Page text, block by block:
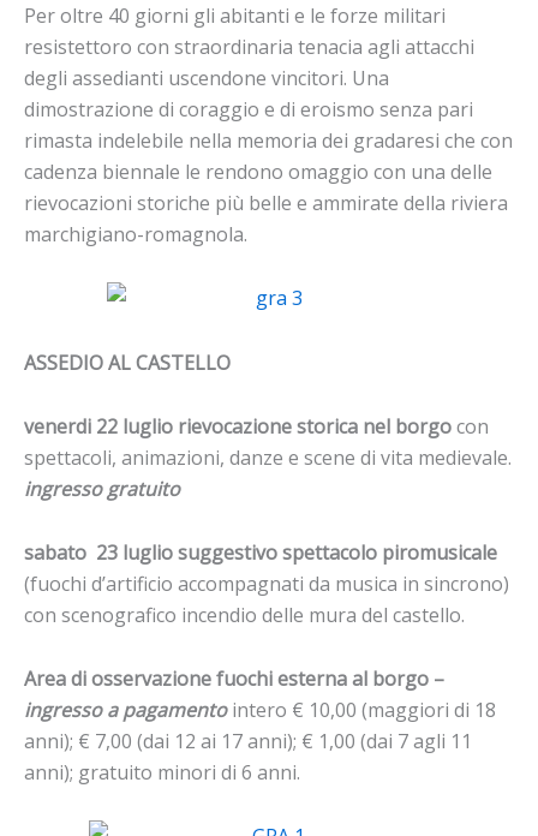
Per oltre 40 giorni gli abitanti e le forze militari
resistettoro con straordinaria tenacia agli attacchi
degli assedianti uscendone vincitori. Una
dimostrazione di coraggio e di eroismo senza pari
rimasta indelebile nella memoria dei gradaresi che con
cadenza biennale le rendono omaggio con una delle
rievocazioni storiche più belle e ammirate della riviera
marchigiano-romagnola.
ASSEDIO AL CASTELLO
venerdi 22 luglio rievocazione storica nel borgocon
spettacoli, animazioni, danze e scene di vita medievale.
ingresso gratuito
sabato 23 luglio suggestivo spettacolo piromusicale
(fuochi d’artificio accompagnati da musica in sincrono)
con scenografico incendio delle mura del castello.
Area di osservazione fuochi esterna al borgo –
ingresso a pagamentointero € 10,00 (maggiori di 18
anni); € 7,00 (dai 12 ai 17 anni); € 1,00 (dai 7 agli 11
anni); gratuito minori di 6 anni.